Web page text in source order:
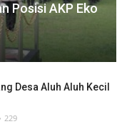
Posisi AKP Eko
Desa Aluh Aluh Kecil
229